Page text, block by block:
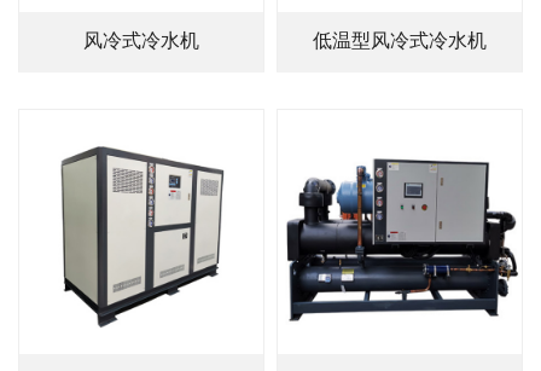
风冷式冷水机 低温型风冷式冷水机